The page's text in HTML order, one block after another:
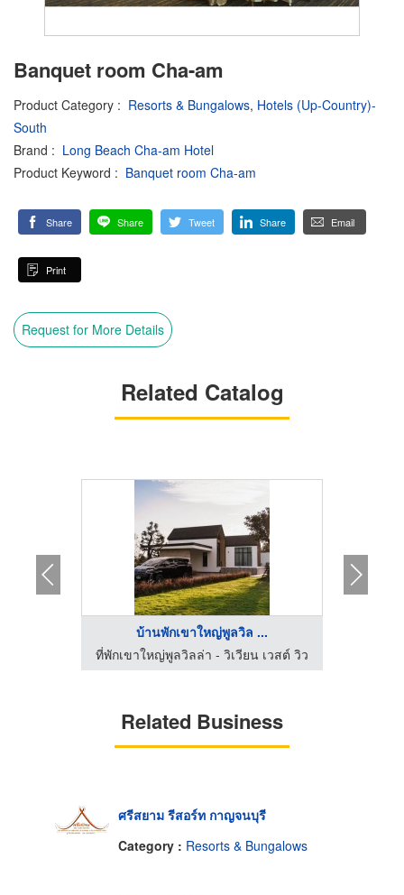
Banquet room Cha-am
Product Category : Resorts & Bungalows, Hotels (Up-Country)-
South
Brand : Long Beach Cha-am Hotel
Product Keyword : Banquet room Cha-am
Share Share Tweet Share Email
Print
Request for More Details
Related Catalog
บ้านพักเขาใหญ่พูลวิล ...
ที่พักเขาใหญ่พูลวิลล่า - วิเวียน เวสต์ วิว
Related Business
ศรีสยาม รีสอร์ท กาญจนบุรี
Category : Resorts & Bungalows